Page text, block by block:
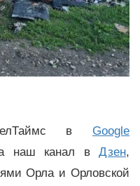
в Google
наш канал вДзен,
Орла и Орловской